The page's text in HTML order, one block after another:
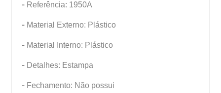
- Referência: 1950A
- Material Externo: Plástico
- Material Interno: Plástico
- Detalhes: Estampa
- Fechamento: Não possui